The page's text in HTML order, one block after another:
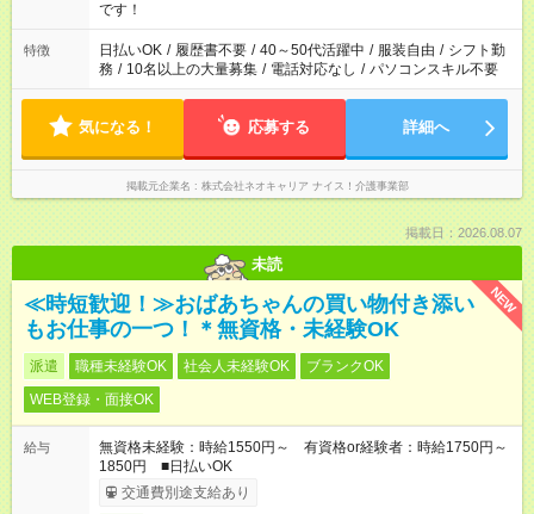
です！
特徴 日払いOK / 履歴書不要 / 40～50代活躍中 / 服装自由 / シフト勤
務 / 10名以上の大量募集 / 電話対応なし / パソコンスキル不要
気になる！ 応募する 詳細へ
掲載元企業名 株式会社ネオキャリア ナイス！介護事業部
掲載日：2026.08.07
未読
NEW
≪時短歓迎！≫おばあちゃんの買い物付き添い
もお仕事の一つ！＊無資格・未経験OK
派遣 職種未経験OK 社会人未経験OK
ブランクOK
WEB登録・面接OK
給与
無資格未経験：時給1550円～ 有資格or経験者：時給1750円～
1850円 ■日払いOK
交通費別途支給あり